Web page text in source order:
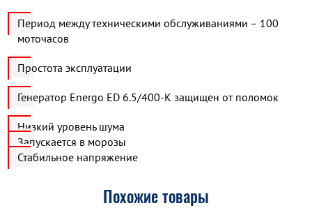
Период между техническими обслуживаниями – 100
моточасов
Простота эксплуатации
Генератор Energo ED 6.5/400-K защищен от поломок
Низкий уровень шума
Запускается в морозы
Стабильное напряжение
Похожие товары